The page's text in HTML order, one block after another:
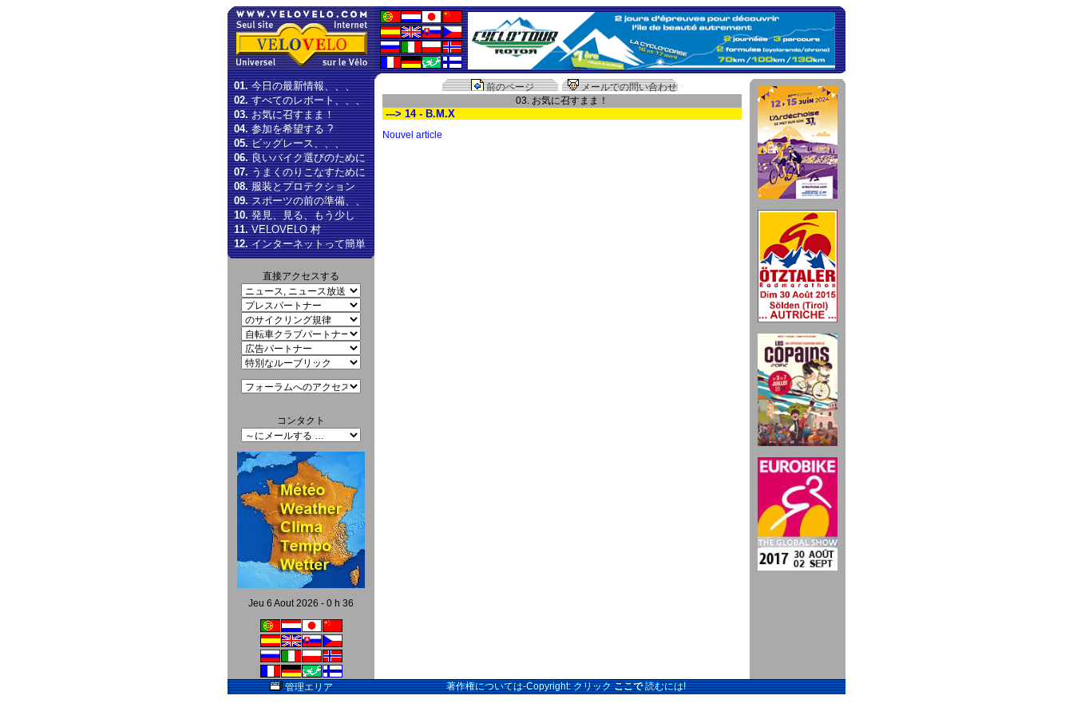
01.今日の最新情報、、、
02.すべてのレポート、、、
03.お気に召すまま！
04.参加を希望する ?
05.ビッグレース、、、
06.良いバイク選びのために
07.うまくのりこなすために
08.服装とプロテクション
09.スポーツの前の準備、、
10.発見、見る、もう少し
11.VELOVELO 村
12.インターネットって簡単
直接アクセスする
コンタクト
Jeu 6 Aout 2026 - 0 h 36
前のページ
メールでの問い合わせ
03. お気に召すまま！
---> 14 - B.M.X
Nouvel article
管理エリア 著作権については-Copyright: クリックここで読むには!